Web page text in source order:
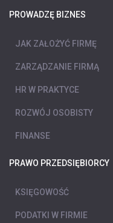
PROWADZĘ BIZNES
JAK ZAŁOŻYĆ FIRMĘ
ZARZĄDZANIE FIRMĄ
HR W PRAKTYCE
ROZWÓJ OSOBISTY
FINANSE
PRAWO PRZEDSIĘBIORCY
KSIĘGOWOŚĆ
PODATKI W FIRMIE